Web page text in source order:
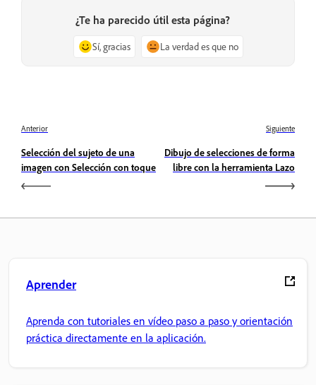
¿Te ha parecido útil esta página?
Sí, gracias La verdad es que no
Anterior
Selección del sujeto de una
imagen con Selección con toque
Siguiente
Dibujo de selecciones de forma
libre con la herramienta Lazo
Aprender
Aprenda con tutoriales en vídeo paso a paso y orientación
práctica directamente en la aplicación.